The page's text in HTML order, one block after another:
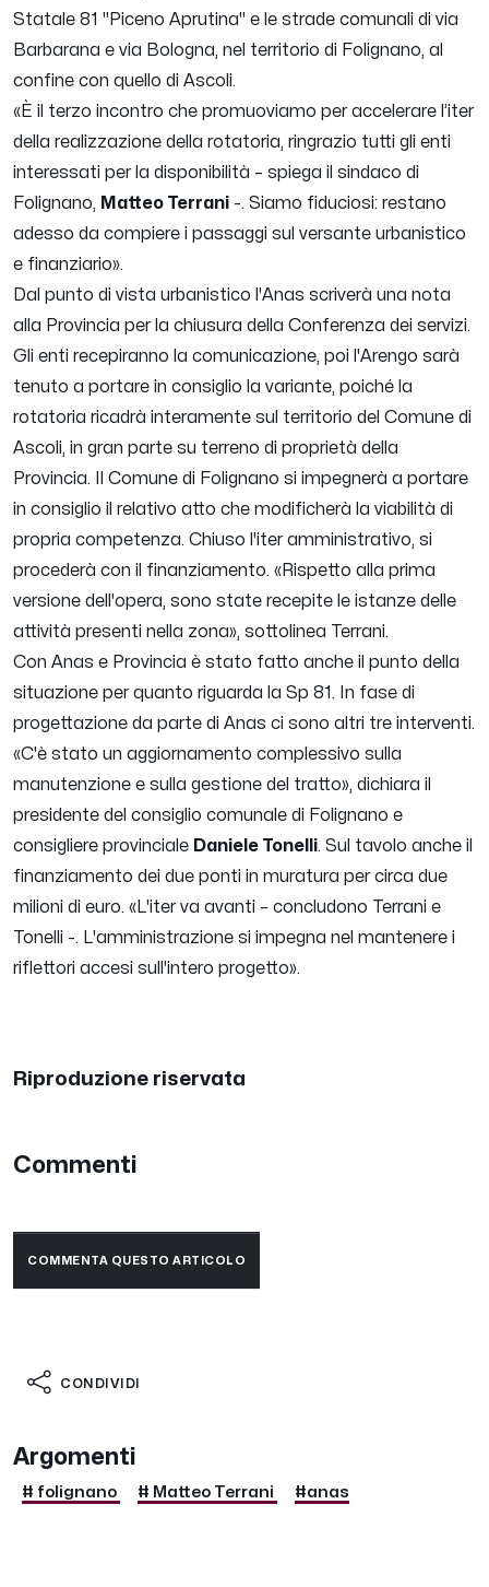
Statale 81 "Piceno Aprutina" e le strade comunali di via
Barbarana e via Bologna, nel territorio di Folignano, al
confine con quello di Ascoli.
«È il terzo incontro che promuoviamo per accelerare l’iter
della realizzazione della rotatoria, ringrazio tutti gli enti
interessati per la disponibilità – spiega il sindaco di
Folignano, Matteo Terrani -. Siamo fiduciosi: restano
adesso da compiere i passaggi sul versante urbanistico
e finanziario».
Dal punto di vista urbanistico l'Anas scriverà una nota
alla Provincia per la chiusura della Conferenza dei servizi.
Gli enti recepiranno la comunicazione, poi l'Arengo sarà
tenuto a portare in consiglio la variante, poiché la
rotatoria ricadrà interamente sul territorio del Comune di
Ascoli, in gran parte su terreno di proprietà della
Provincia. Il Comune di Folignano si impegnerà a portare
in consiglio il relativo atto che modificherà la viabilità di
propria competenza. Chiuso l'iter amministrativo, si
procederà con il finanziamento. «Rispetto alla prima
versione dell'opera, sono state recepite le istanze delle
attività presenti nella zona», sottolinea Terrani.
Con Anas e Provincia è stato fatto anche il punto della
situazione per quanto riguarda la Sp 81. In fase di
progettazione da parte di Anas ci sono altri tre interventi.
«C'è stato un aggiornamento complessivo sulla
manutenzione e sulla gestione del tratto», dichiara il
presidente del consiglio comunale di Folignano e
consigliere provinciale Daniele Tonelli. Sul tavolo anche il
finanziamento dei due ponti in muratura per circa due
milioni di euro. «L'iter va avanti – concludono Terrani e
Tonelli -. L'amministrazione si impegna nel mantenere i
riflettori accesi sull'intero progetto».
Riproduzione riservata
Commenti
COMMENTA QUESTO ARTICOLO
CONDIVIDI
Argomenti
# folignano # Matteo Terrani #anas